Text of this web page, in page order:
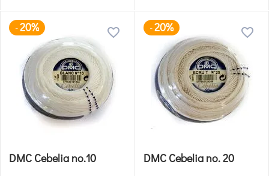
-20%
DMC Cebelia no.10
-20%
DMC Cebelia no. 20